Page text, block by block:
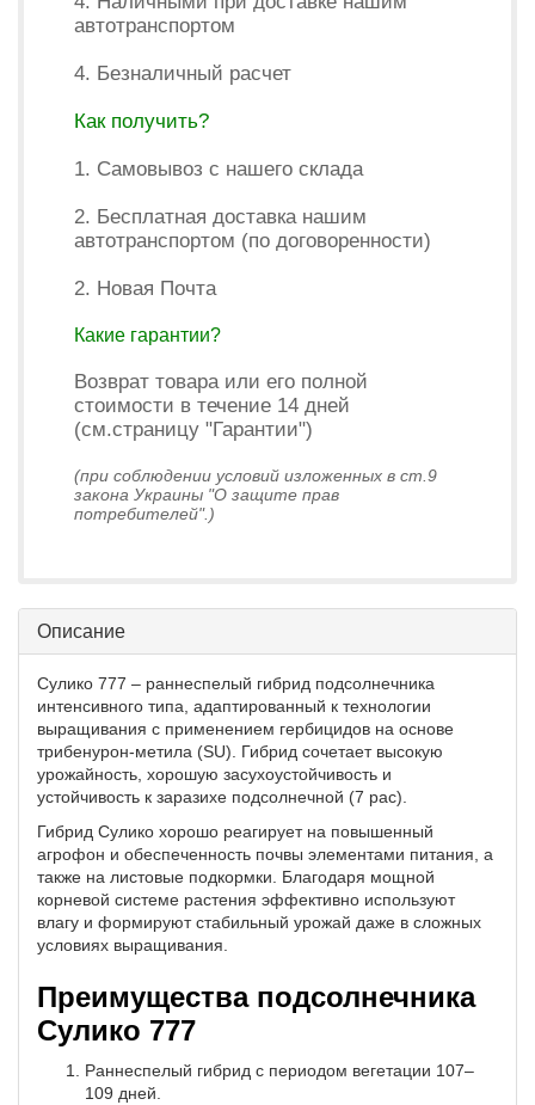
автотранспортом
4. Безналичный расчет
Как получить?
1. Самовывоз с нашего склада
2. Бесплатная доставка нашим
автотранспортом (по договоренности)
2. Новая Почта
Какие гарантии?
Возврат товара или его полной
стоимости в течение 14 дней
(см.страницу "Гарантии")
(при соблюдении условий изложенных в ст.9
закона Украины "О защите прав
потребителей".)
Описание
Сулико 777 – раннеспелый гибрид подсолнечника
интенсивного типа, адаптированный к технологии
выращивания с применением гербицидов на основе
трибенурон-метила (SU). Гибрид сочетает высокую
урожайность, хорошую засухоустойчивость и
устойчивость к заразихе подсолнечной (7 рас).
Гибрид Сулико хорошо реагирует на повышенный
агрофон и обеспеченность почвы элементами питания, а
также на листовые подкормки. Благодаря мощной
корневой системе растения эффективно используют
влагу и формируют стабильный урожай даже в сложных
условиях выращивания.
Преимущества подсолнечника
Сулико 777
Раннеспелый гибрид с периодом вегетации 107–
109 дней.